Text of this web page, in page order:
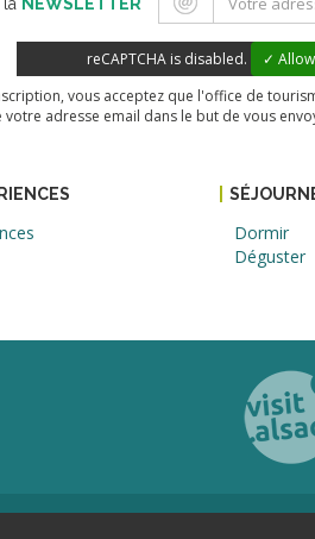
reCAPTCHA is disabled.
✓ Allow
vous acceptez que l'office de
votre adresse email dans le but de vous
Dormir
Déguster